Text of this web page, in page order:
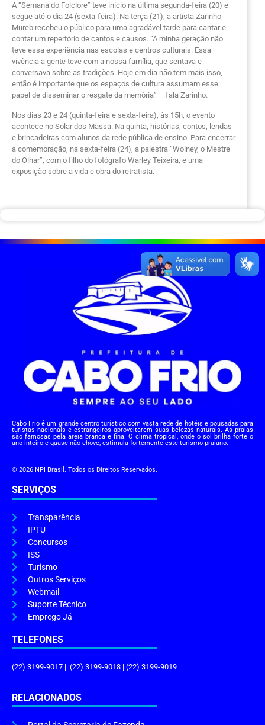
A “Semana do Folclore” teve início na última segunda-feira (20) e
segue até o dia 24 (sexta-feira). Na terça (21), a artista Zarinho
Mureb recebeu o público para uma agradável tarde para cantar e
contar um repertório de cantos e causos. “A minha geração não
teve essa experiência nas escolas e centros culturais. Essa
vivência a gente teve com a nossa família, que sentava e
conversava sobre as tradições. Hoje em dia não tem mais isso,
então é importante que os espaços de cultura assumam esse
papel de disseminar o resgate da memória” – fala Zarinho.
Nos dias 23 e 24 (quinta-feira e sexta-feira), às 15h, o evento
acontece no Solar dos Massa. Na quinta, histórias, contos, lendas
e brincadeiras com alunos da rede pública de ensino. Para encerrar
a comemoração, na sexta-feira (24), a palestra “Wolney, o Mestre
do Olhar”, com o filho do fotógrafo Warley Teixeira, e uma
exposição sobre a vida e obra do retratista.
Cabo Frio é um grande centro turístico com vasta rede de hotéis e pousadas para
turistas nacionais e estrangeiros aproveitarem suas belezas naturais. As praias
são famosas pela areia branca e fina. O clima tropical, onde o sol brilha forte o
ano inteiro e quase não chove, estimula fortemente este turismo praiano.
© 2026 NPI Brasil. Todos os Direitos Reservados.
SERVIÇOS
Transparência
IPTU
Concursos
ISS
Turismo
Outros Serviços
Webmail
Suporte Técnico
Emprego Já
TELEFONES
(22) 3199-9017 | (22) 3199-9018 | (22) 3199-9019
RELACIONADOS